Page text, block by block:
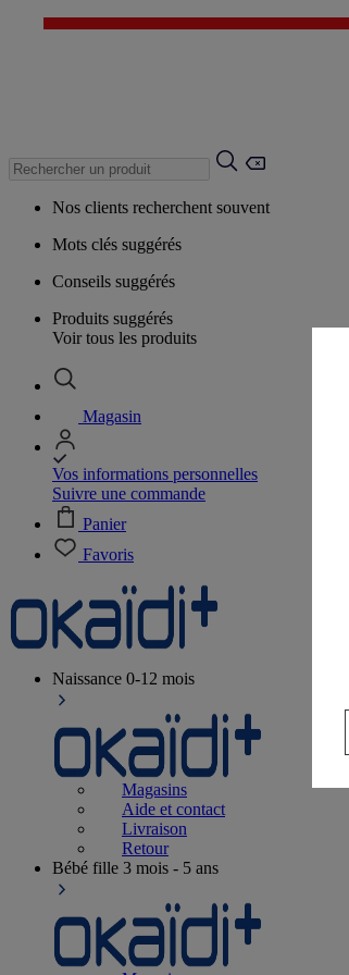
Nos clients recherchent souvent
Mots clés suggérés
Conseils suggérés
Produits suggérés
Voir tous les produits
Magasin
Vos informations personnelles
Suivre une commande
Panier
Favoris
Naissance 0-12 mois
Magasins
Aide et contact
Livraison
Retour
Bébé fille 3 mois - 5 ans